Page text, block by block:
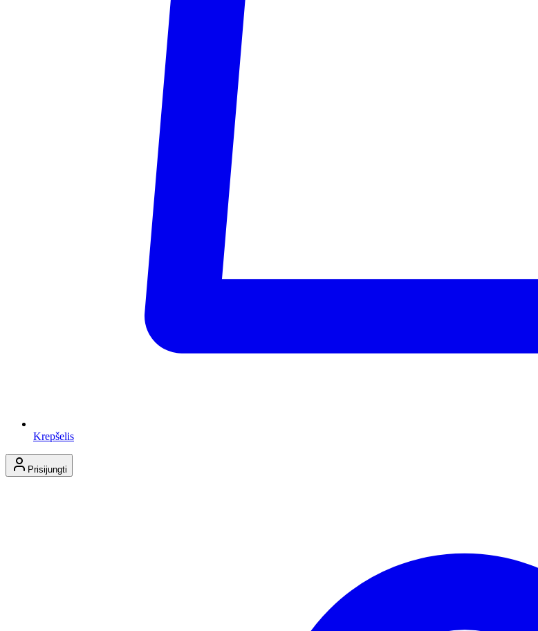
Krepšelis
Prisijungti